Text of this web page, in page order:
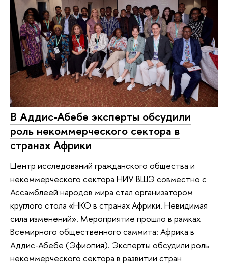
В Аддис-Абебе эксперты обсудили
роль некоммерческого сектора в
странах Африки
Центр исследований гражданского общества и
некоммерческого сектора НИУ ВШЭ совместно с
Ассамблеей народов мира стал организатором
круглого стола «НКО в странах Африки. Невидимая
сила изменений». Мероприятие прошло в рамках
Всемирного общественного саммита: Африка в
Аддис-Абебе (Эфиопия). Эксперты обсудили роль
некоммерческого сектора в развитии стран